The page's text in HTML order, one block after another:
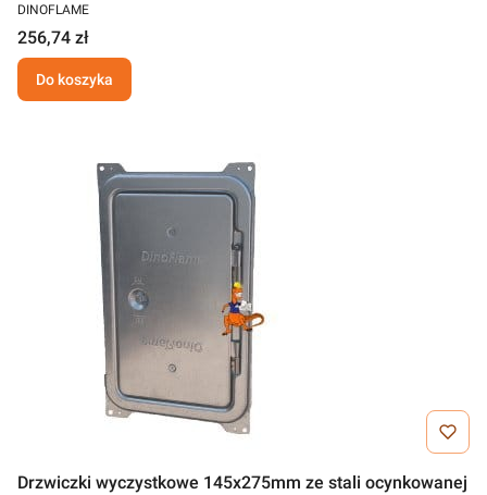
DINOFLAME
256,74 zł
Do koszyka
Drzwiczki wyczystkowe 145x275mm ze stali ocynkowanej